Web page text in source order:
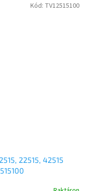
22515, 42515
Kód: TV12515100